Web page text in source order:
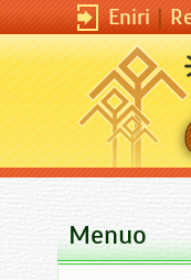
Eniri|
Menuo